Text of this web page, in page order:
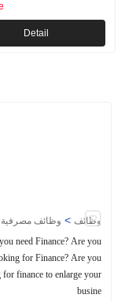
Detail
وظائف > وظائف مصرفية
need Finance? Are you
for Finance? Are you
finance to enlarge your
busine